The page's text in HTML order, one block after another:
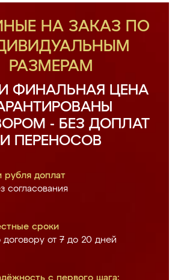
НА ЗАКАЗ ПО
РАЗМЕРАМ
ФИНАЛЬНАЯ ЦЕНА
- БЕЗ ДОПЛАТ
И ПЕРЕНОСОВ
рубля доплат
согласования
сроки
договору от 7 до 20 дней
с первого шага: